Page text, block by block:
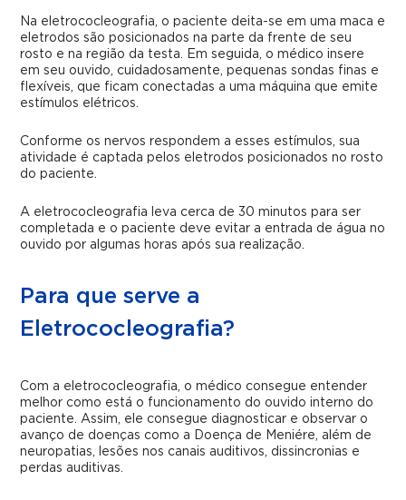
Na eletrococleografia, o paciente deita-se em uma maca e
eletrodos são posicionados na parte da frente de seu
rosto e na região da testa. Em seguida, o médico insere
em seu ouvido, cuidadosamente, pequenas sondas finas e
flexíveis, que ficam conectadas a uma máquina que emite
estímulos elétricos.
Conforme os nervos respondem a esses estímulos, sua
atividade é captada pelos eletrodos posicionados no rosto
do paciente.
A eletrococleografia leva cerca de 30 minutos para ser
completada e o paciente deve evitar a entrada de água no
ouvido por algumas horas após sua realização.
Para que serve a
Eletrococleografia?
Com a eletrococleografia, o médico consegue entender
melhor como está o funcionamento do ouvido interno do
paciente. Assim, ele consegue diagnosticar e observar o
avanço de doenças como a Doença de Meniére, além de
neuropatias, lesões nos canais auditivos, dissincronias e
perdas auditivas.